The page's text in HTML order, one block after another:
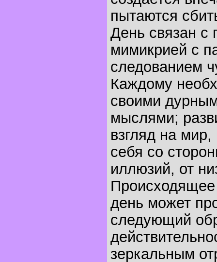
пытаются
День связан с
мимикрией с
следованием
Каждому
своими
мыслями;
взгляд на мир,
себя со
иллюзий, от
день может
следующий
зеркальным